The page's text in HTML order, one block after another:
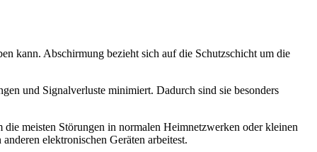
kann. Abschirmung bezieht sich auf die Schutzschicht um die
und Signalverluste minimiert. Dadurch sind sie besonders
meisten Störungen in normalen Heimnetzwerken oder kleinen
elektronischen Geräten arbeitest.